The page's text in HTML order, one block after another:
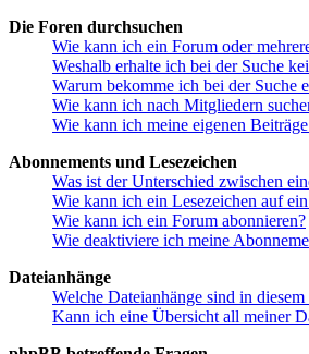
Die Foren durchsuchen
Wie kann ich ein Forum oder
Weshalb erhalte ich bei der Suche
Warum bekomme ich bei der Suche
Wie kann ich nach Mitgliedern
Wie kann ich meine eigenen
Abonnements und Lesezeichen
Was ist der Unterschied zwischen
Wie kann ich ein Lesezeichen auf
Wie kann ich ein Forum abonnieren?
Wie deaktiviere ich meine
Dateianhänge
Welche Dateianhänge sind in
Kann ich eine Übersicht all meiner